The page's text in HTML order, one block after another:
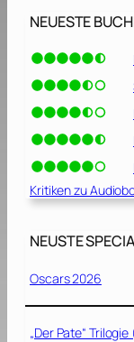
NEUESTE
Kritiken zu
NEUSTE
Oscars 2026
„Der Pate“